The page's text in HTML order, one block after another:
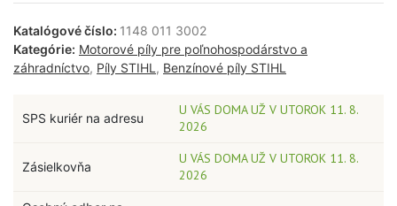
Katalógové číslo: 1148 011 3002
Kategórie: Motorové píly pre poľnohospodárstvo a
záhradníctvo, Píly STIHL , Benzínové píly STIHL
SPS kuriér na adresu
U VÁS DOMA UŽ V UTOROK 11. 8.
2026
Zásielkovňa
U VÁS DOMA UŽ V UTOROK 11. 8.
2026